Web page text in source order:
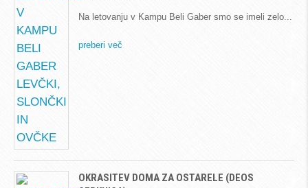
Na letovanju v Kampu Beli Gaber smo se imeli zelo
preberi več
OKRASITEV DOMA ZA OSTARELE (DEOS